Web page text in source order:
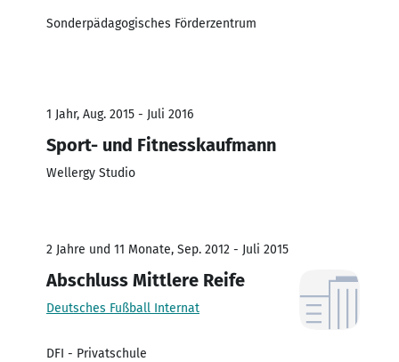
Sonderpädagogisches Förderzentrum
1 Jahr, Aug. 2015 - Juli 2016
Sport- und Fitnesskaufmann
Wellergy Studio
2 Jahre und 11 Monate, Sep. 2012 - Juli 2015
Abschluss Mittlere Reife
Deutsches Fußball Internat
DFI - Privatschule